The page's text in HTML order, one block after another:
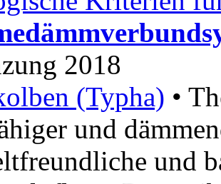
2018
(Typha) •
und
und